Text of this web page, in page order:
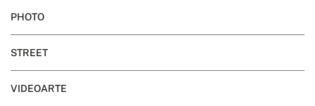
PHOTO
STREET
VIDEOARTE